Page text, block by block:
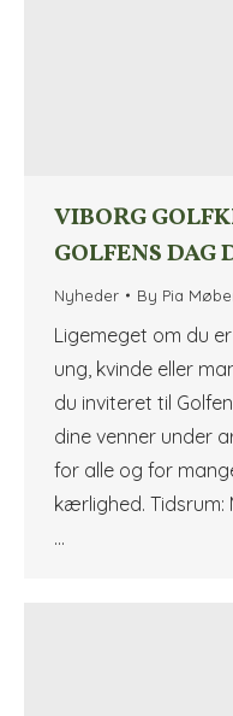
VIBORG
GOLFENS DAG
Nyheder By Pia
Ligemeget om du
ung, kvinde eller
du inviteret til
dine venner under
for alle og for
kærlighed. Tidsrum:
…